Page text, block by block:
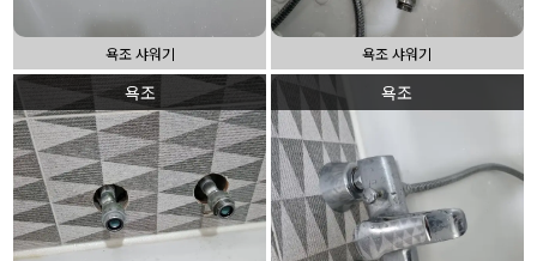
욕조 샤워기 욕조 샤워기
욕조 욕조